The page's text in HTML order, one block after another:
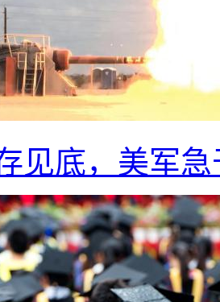
见底，美军